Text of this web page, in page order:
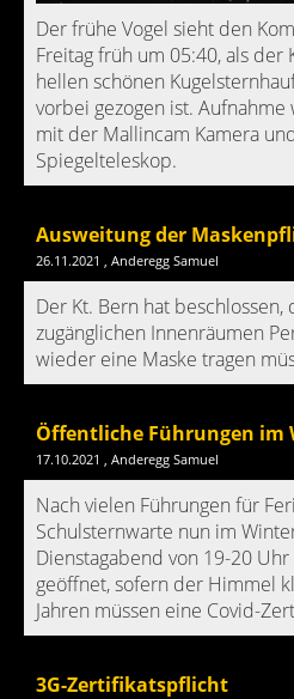
Der frühe Vogel sieht den
Freitag früh um 05:40, als der
hellen schönen
vorbei gezogen ist.
mit der Mallincam Kamera
Spiegelteleskop.
26.11.2021 , Anderegg Samuel
Der Kt. Bern hat
zugänglichen Innenräumen
wieder eine Maske tragen
Öffentliche Führungen im
17.10.2021 , Anderegg Samuel
Nach vielen Führungen für
Schulsternwarte nun im
Dienstagabend von 19-20
geöffnet, sofern der Himmel
Jahren müssen eine Covid-
3G-Zertifikatspflicht